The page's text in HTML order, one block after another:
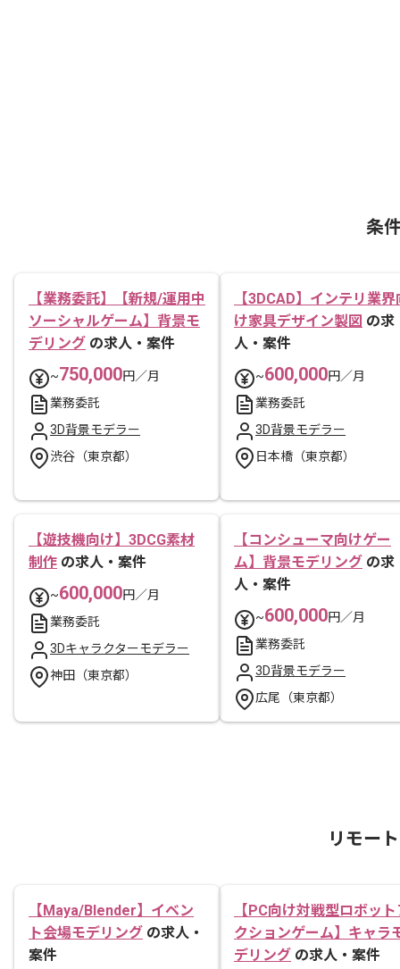
条
【業務委託】【新規/運用中
ソーシャルゲーム】背景モ
デリング の求人・案件
~750,000円／月
業務委託
3D背景モデラー
渋谷（東京都）
【3DCAD】インテリ業界
け家具デザイン製図 の求
人・案件
~600,000円／月
業務委託
3D背景モデラー
日本橋（東京都）
【遊技機向け】3DCG素材
制作 の求人・案件
~600,000円／月
業務委託
3Dキャラクターモデラー
神田（東京都）
【コンシューマ向けゲー
ム】背景モデリング の求
人・案件
~600,000円／月
業務委託
3D背景モデラー
広尾（東京都）
リモー
【Maya/Blender】イベン
ト会場モデリング の求人・
案件
【PC向け対戦型ロボット
クションゲーム】キャラ
デリング の求人・案件